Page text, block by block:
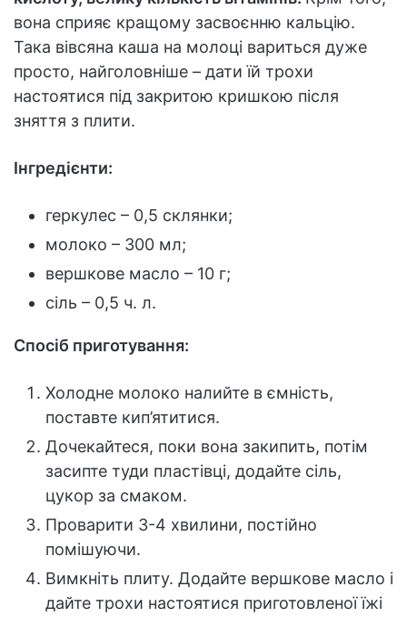
вона сприяє кращому засвоєнню кальцію.
Така вівсяна каша на молоці вариться дуже
просто, найголовніше – дати їй трохи
настоятися під закритою кришкою після
зняття з плити.
Інгредієнти:
геркулес – 0,5 склянки;
молоко – 300 мл;
вершкове масло – 10 г;
сіль – 0,5 ч. л.
Спосіб приготування:
Холодне молоко налийте в ємність,
поставте кип’ятитися.
Дочекайтеся, поки вона закипить, потім
засипте туди пластівці, додайте сіль,
цукор за смаком.
Проварити 3-4 хвилини, постійно
помішуючи.
Вимкніть плиту. Додайте вершкове масло і
дайте трохи настоятися приготовленої їжі